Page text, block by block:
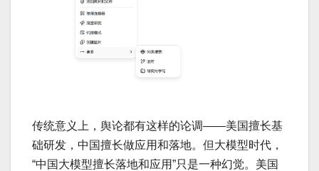
传统意义上，舆论都有这样的论调——美国擅长基
础研发，中国擅长做应用和落地。但大模型时代，
“中国大模型擅长落地和应用”只是一种幻觉。美国